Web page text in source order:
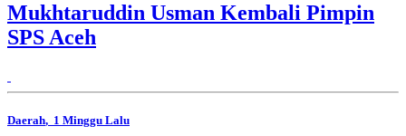
Mukhtaruddin Usman Kembali Pimpin
SPS Aceh
Daerah, 1 Minggu Lalu